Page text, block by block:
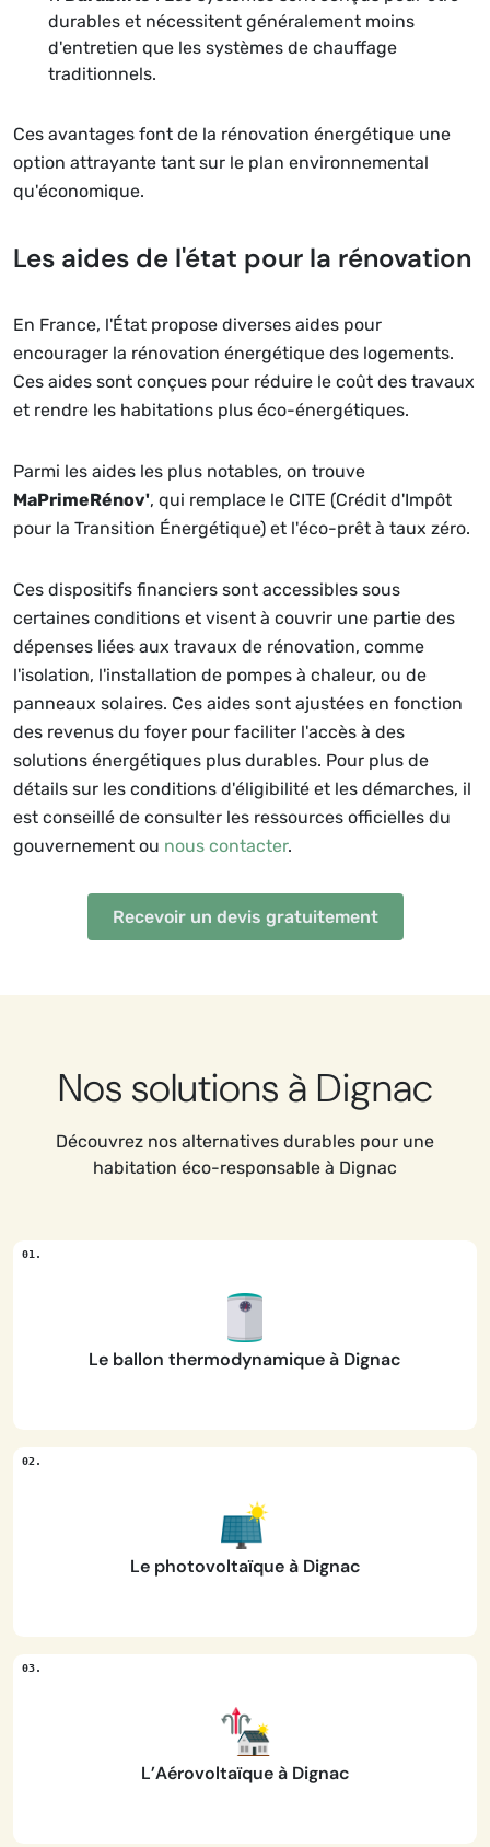
durables et nécessitent généralement moins
d'entretien que les systèmes de chauffage
traditionnels.
Ces avantages font de la rénovation énergétique une
option attrayante tant sur le plan environnemental
qu'économique.
Les aides de l'état pour la rénovation
En France, l'État propose diverses aides pour
encourager la rénovation énergétique des logements.
Ces aides sont conçues pour réduire le coût des travaux
et rendre les habitations plus éco-énergétiques.
Parmi les aides les plus notables, on trouve
MaPrimeRénov', qui remplace le CITE (Crédit d'Impôt
pour la Transition Énergétique) et l'éco-prêt à taux zéro.
Ces dispositifs financiers sont accessibles sous
certaines conditions et visent à couvrir une partie des
dépenses liées aux travaux de rénovation, comme
l'isolation, l'installation de pompes à chaleur, ou de
panneaux solaires. Ces aides sont ajustées en fonction
des revenus du foyer pour faciliter l'accès à des
solutions énergétiques plus durables. Pour plus de
détails sur les conditions d'éligibilité et les démarches, il
est conseillé de consulter les ressources officielles du
gouvernement ou nous contacter.
Recevoir un devis gratuitement
Nos solutions à Dignac
Découvrez nos alternatives durables pour une
habitation éco-responsable à Dignac
Le ballon thermodynamique à Dignac
Le photovoltaïque à Dignac
L’Aérovoltaïque à Dignac